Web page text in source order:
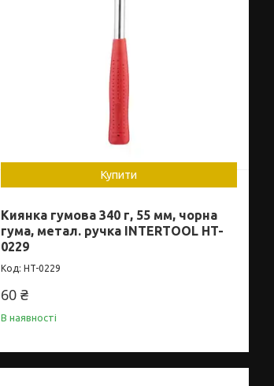
Купити
Киянка гумова 340 г, 55 мм, чорна
гума, метал. ручка INTERTOOL HT-
0229
HT-0229
60 ₴
В наявності